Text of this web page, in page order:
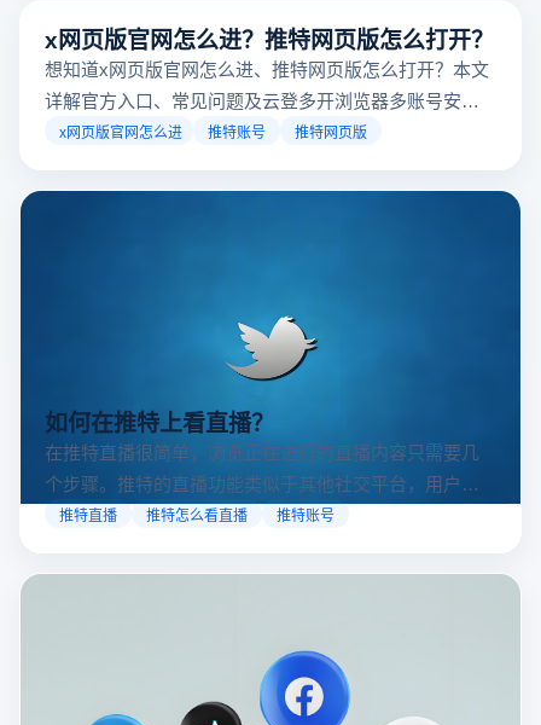
访问方案，助你稳定登录高效运营。
推特账号 推特网页版
在推特直播很简单，浏览正在进行的直播内容只需要几
个步骤。推特的直播功能类似于其他社交平台，用户可
以通过关注自己喜欢的账号、浏览话题标签或查看实时
推特怎么看直播 推特账号